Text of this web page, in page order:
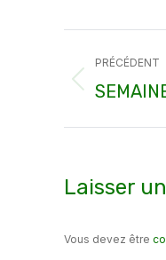
article
PRÉCÉDENT
Article
Laisser
Vous devez être